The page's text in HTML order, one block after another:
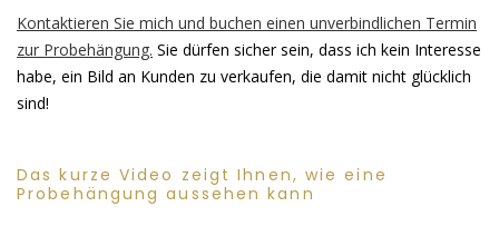
Kontaktieren Sie mich und buchen einen unverbindlichen Termin
zur Probehängung. Sie dürfen sicher sein, dass ich kein Interesse
habe, ein Bild an Kunden zu verkaufen, die damit nicht glücklich
sind!
Das kurze Video zeigt Ihnen, wie eine
Probehängung aussehen kann